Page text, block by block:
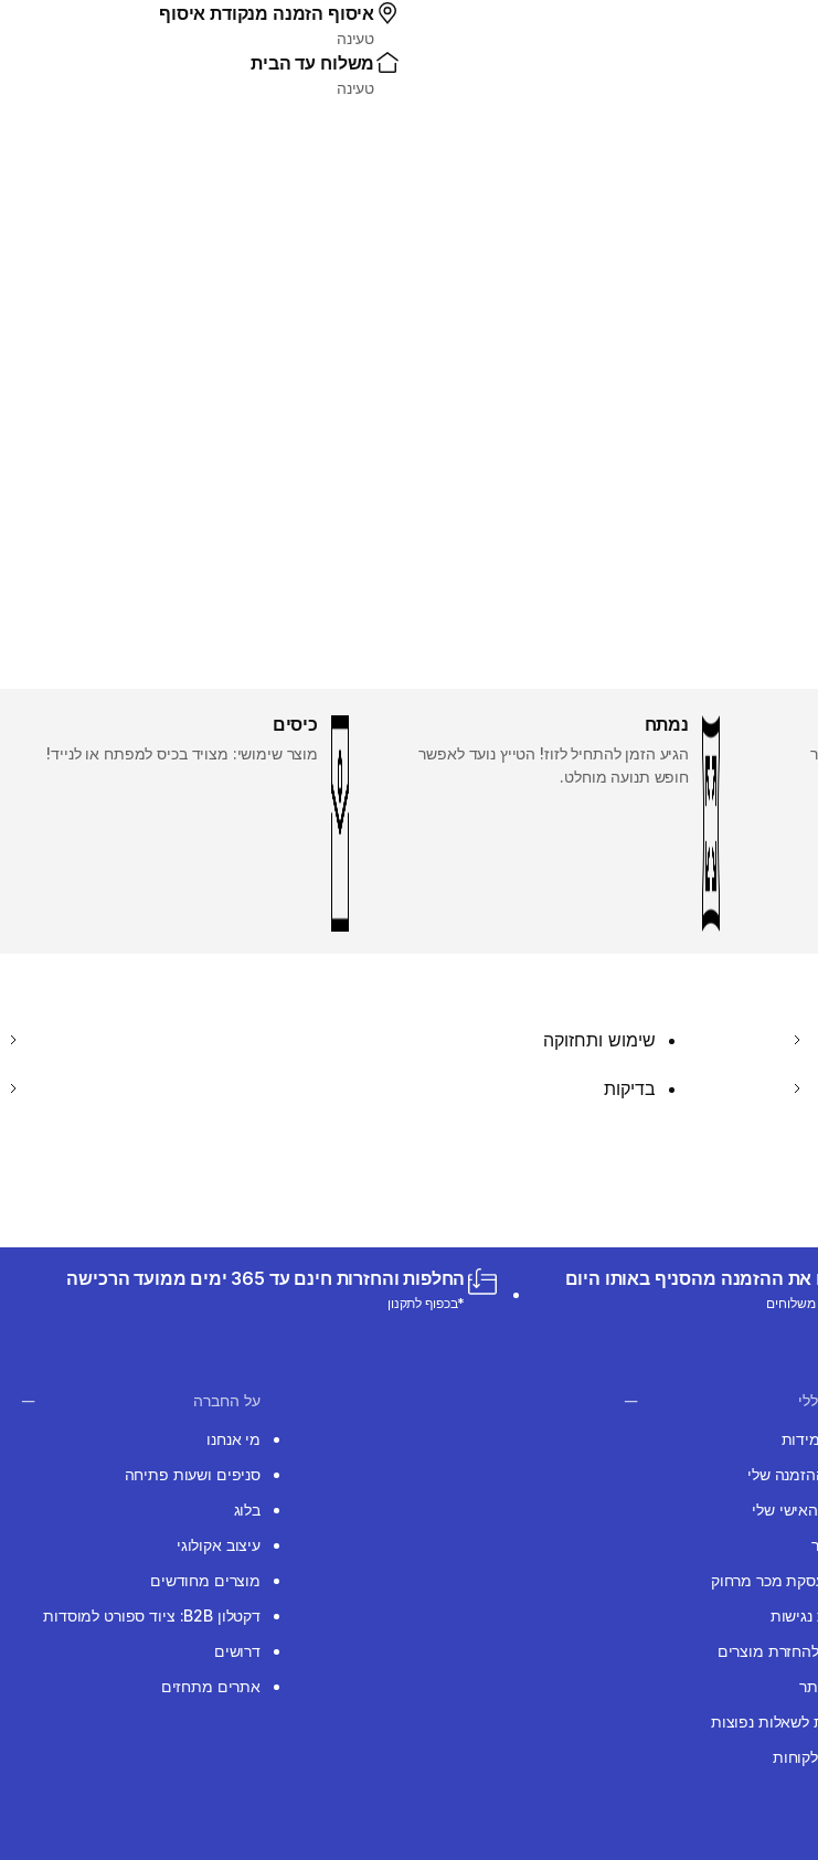
איסוף הזמנה מנקודת איסוף
טעינה
משלוח עד הבית
טעינה
נמתח
הגיע הזמן להתחיל לזוז! הטייץ נועד לאפשר
חופש תנועה מוחלט.
כיסים
מוצר שימושי: מצויד בכיס למפתח או לנייד!
שימוש ותחזוקה
בדיקות
את ההזמנה מהסניף באותו היום
משלוחים
החלפות והחזרות חינם עד 365 ימים ממועד הרכישה
*בכפוף לתקנון
שלי
שלי
מכר מרחוק
מוצרים
לשאלות נפוצות
על החברה
מי אנחנו
סניפים ושעות פתיחה
בלוג
עיצוב אקולוגי
מוצרים מחודשים
דקטלון B2B: ציוד ספורט למוסדות
דרושים
אתרים מתחזים